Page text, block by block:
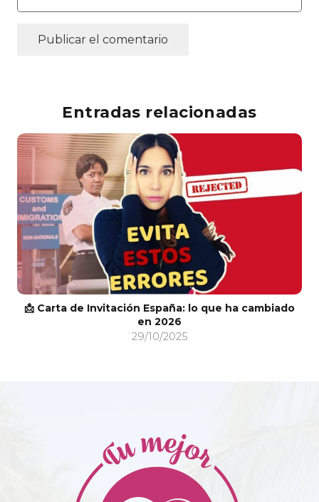
Publicar el comentario
Entradas relacionadas
📩 Carta de Invitación España: lo que ha cambiado
en 2026
29/10/2025